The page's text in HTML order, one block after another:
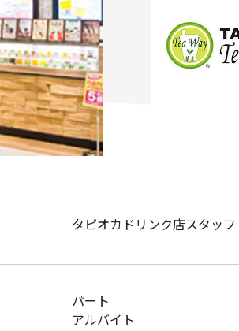
タピオカドリンク店スタッフ
パート
アルバイト